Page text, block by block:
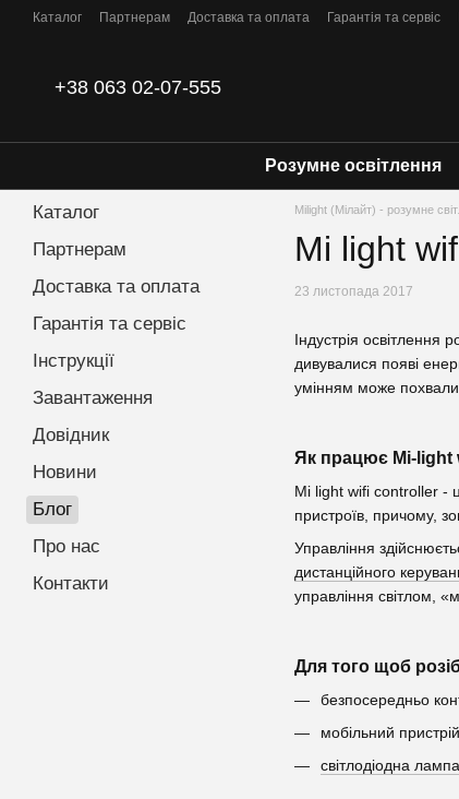
Перейти до основного контенту
Каталог Партнерам Доставка та оплата Гарантія та сервіс
+38 063 02-07-555
Розумне освітлення
Milight (Мілайт) - розумне
Mi light
23 листопада 2017
Індустрія
дивувалися появі
умінням може
Як працює Mi-light
Mi light wifi controller -
пристроїв, причому,
Управління
дистанційного
управління світлом,
Для того щоб
безпосередньо
мобільний
світлодіодна
Каталог
Партнерам
Доставка та оплата
Гарантія та сервіс
Інструкції
Завантаження
Довідник
Новини
Блог
Про нас
Контакти